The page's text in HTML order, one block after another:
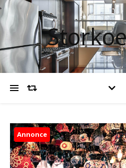
Annonce